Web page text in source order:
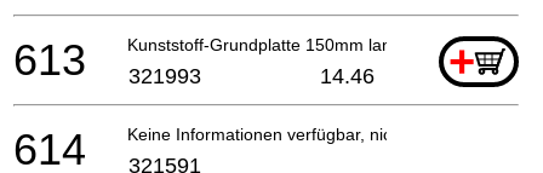
Kunststoff-Grundplatte 150mm lang +
613 321993 14.46
Keine Informationen verfügbar, nicht bestellbar
614 321591